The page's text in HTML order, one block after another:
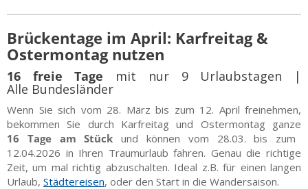
Brückentage im April: Karfreitag &
Ostermontag nutzen
16 freie Tage mit nur 9 Urlaubstagen |
Alle Bundesländer
Wenn Sie sich vom 28. März bis zum 12. April freinehmen,
bekommen Sie durch Karfreitag und Ostermontag ganze
16 Tage am Stückund können vom 28.03. bis zum
12.04.2026 in Ihren Traumurlaub fahren. Genau die richtige
Zeit, um mal richtig abzuschalten. Ideal z.B. für einen langen
Urlaub, Städtereisen, oder den Start in die Wandersaison.